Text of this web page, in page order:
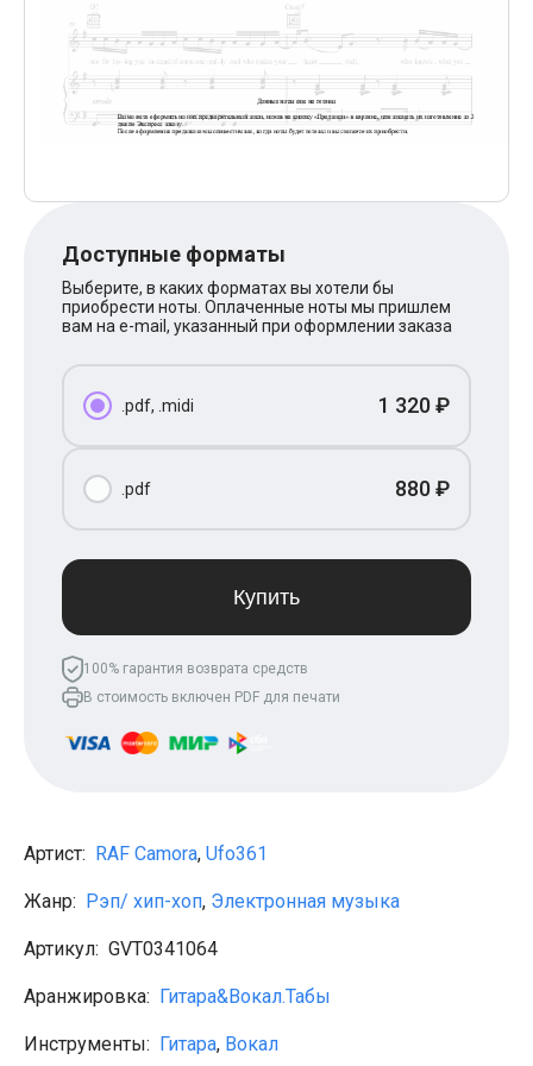
XOLIDAYBOY
Ваня Дмитриенко
Анна Герман
Полина Гагарина
Монеточка
Billie Eilish
Макс Корж
Алена Швец
Michael Jackson
Тима Белорусских
BEARWOLF
Олег Газманов
Юрий Шатунов
МакSим
Владимир Пресняков
Мари Краймбрери
Лариса Долина
Саундтреки
Аккорды для начинающих
Алёна Швец
ДДТ
Земфира
Сплин
Агата Кристи
Чиж
KSB
Доступные форматы
Выберите, в каких форматах вы хотели бы
приобрести ноты. Оплаченные ноты мы пришлем
вам на e-mail, указанный при оформлении заказа
.pdf, .midi 1 320 ₽
.pdf 880 ₽
Купить
100% гарантия возврата средств
В стоимость включен PDF для печати
Артист: RAF Camora, Ufo361
Жанр: Рэп/ хип-хоп, Электронная музыка
Артикул: GVT0341064
Аранжировка: Гитара&Вокал.Табы
Инструменты: Гитара, Вокал